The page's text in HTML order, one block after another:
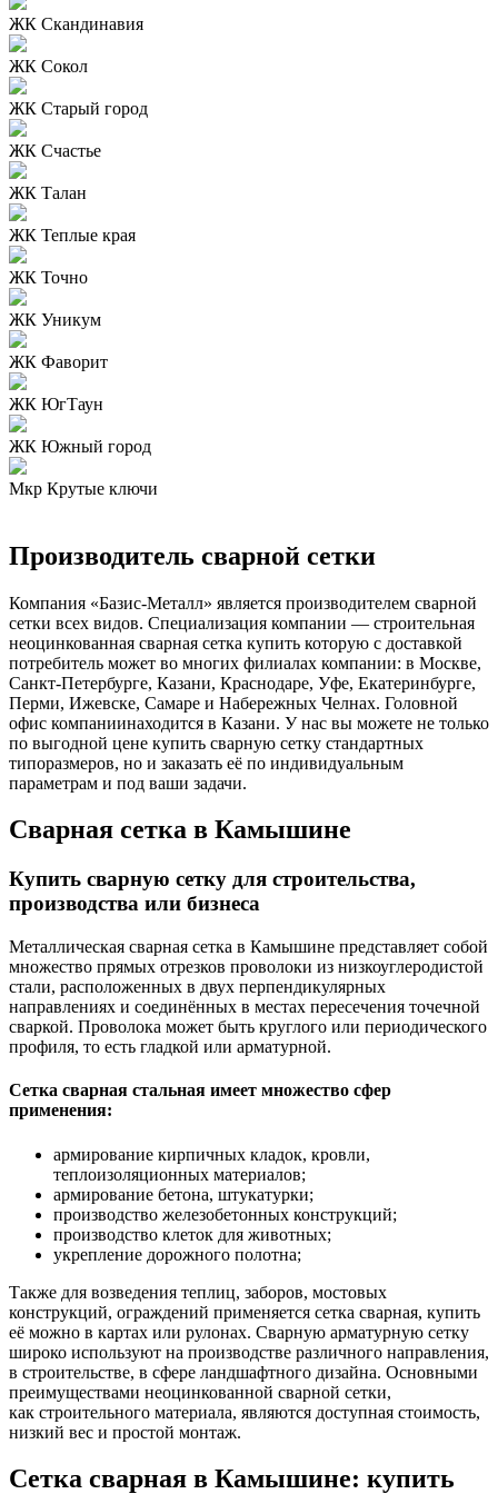
ЖК Скандинавия
ЖК Сокол
ЖК Старый город
ЖК Счастье
ЖК Талан
ЖК Теплые края
ЖК Точно
ЖК Уникум
ЖК Фаворит
ЖК ЮгТаун
ЖК Южный город
Мкр Крутые ключи
Производитель сварной сетки
Компания «Базис-Металл» является производителем сварной
сетки всех видов. Специализация компании — строительная
неоцинкованная сварная сетка купить которую с доставкой
потребитель может во многих филиалах компании: в Москве,
Санкт-Петербурге, Казани, Краснодаре, Уфе, Екатеринбурге,
Перми, Ижевске, Самаре и Набережных Челнах. Головной
офис компаниинаходится в Казани. У нас вы можете не только
по выгодной цене купить сварную сетку стандартных
типоразмеров, но и заказать её по индивидуальным
параметрам и под ваши задачи.
Сварная сетка в Камышине
Купить сварную сетку для строительства,
производства или бизнеса
Металлическая сварная сетка в Камышине представляет собой
множество прямых отрезков проволоки из низкоуглеродистой
стали, расположенных в двух перпендикулярных
направлениях и соединённых в местах пересечения точечной
сваркой. Проволока может быть круглого или периодического
профиля, то есть гладкой или арматурной.
Сетка сварная стальная имеет множество сфер
применения:
армирование кирпичных кладок, кровли,
теплоизоляционных материалов;
армирование бетона, штукатурки;
производство железобетонных конструкций;
производство клеток для животных;
укрепление дорожного полотна;
Также для возведения теплиц, заборов, мостовых
конструкций, ограждений применяется сетка сварная, купить
её можно в картах или рулонах. Сварную арматурную сетку
широко используют на производстве различного направления,
в строительстве, в сфере ландшафтного дизайна. Основными
преимуществами неоцинкованной сварной сетки,
как строительного материала, являются доступная стоимость,
низкий вес и простой монтаж.
Сетка сварная в Камышине: купить